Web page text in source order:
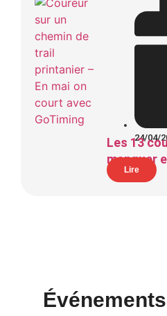
24/04/
Les 13
manquer
Lire